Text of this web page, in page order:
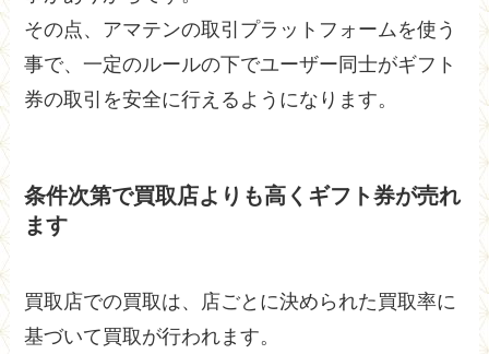
その点、アマテンの取引プラットフォームを使う
事で、一定のルールの下でユーザー同士がギフト
券の取引を安全に行えるようになります。
条件次第で買取店よりも高くギフト券が売れ
ます
買取店での買取は、店ごとに決められた買取率に
基づいて買取が行われます。